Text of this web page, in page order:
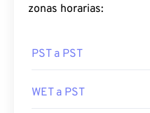
zonas horarias:
PST a PST
WET a PST